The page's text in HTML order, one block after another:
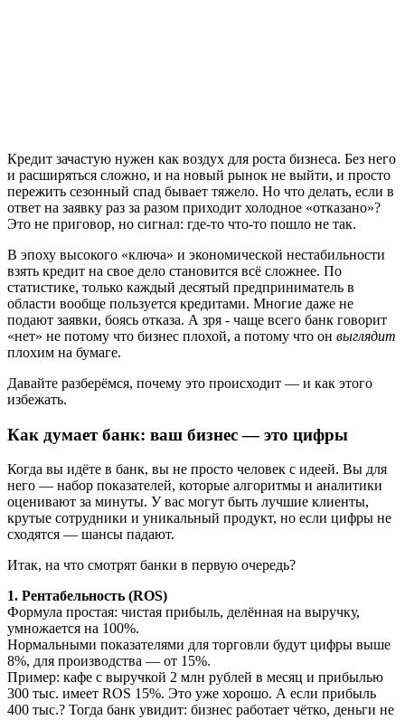
Кредит зачастую нужен как воздух для роста бизнеса. Без него
и расширяться сложно, и на новый рынок не выйти, и просто
пережить сезонный спад бывает тяжело. Но что делать, если в
ответ на заявку раз за разом приходит холодное «отказано»?
Это не приговор, но сигнал: где-то что-то пошло не так.
В эпоху высокого «ключа» и экономической нестабильности
взять кредит на свое дело становится всё сложнее. По
статистике, только каждый десятый предприниматель в
области вообще пользуется кредитами. Многие даже не
подают заявки, боясь отказа. А зря - чаще всего банк говорит
«нет» не потому что бизнес плохой, а потому что он выглядит
плохим на бумаге.
Давайте разберёмся, почему это происходит — и как этого
избежать.
Как думает банк: ваш бизнес — это цифры
Когда вы идёте в банк, вы не просто человек с идеей. Вы для
него — набор показателей, которые алгоритмы и аналитики
оценивают за минуты. У вас могут быть лучшие клиенты,
крутые сотрудники и уникальный продукт, но если цифры не
сходятся — шансы падают.
Итак, на что смотрят банки в первую очередь?
1. Рентабельность (ROS)
Формула простая: чистая прибыль, делённая на выручку,
умножается на 100%.
Нормальными показателями для торговли будут цифры выше
8%, для производства — от 15%.
Пример: кафе с выручкой 2 млн рублей в месяц и прибылью
300 тыс. имеет ROS 15%. Это уже хорошо. А если прибыль
400 тыс.? Тогда банк увидит: бизнес работает чётко, деньги не